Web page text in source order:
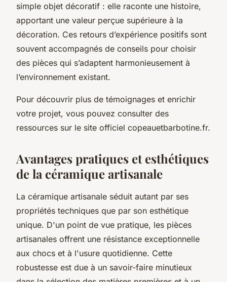
simple objet décoratif : elle raconte une histoire,
apportant une valeur perçue supérieure à la
décoration. Ces retours d’expérience positifs sont
souvent accompagnés de conseils pour choisir
des pièces qui s’adaptent harmonieusement à
l’environnement existant.
Pour découvrir plus de témoignages et enrichir
votre projet, vous pouvez consulter des
ressources sur le site officiel copeauetbarbotine.fr.
Avantages pratiques et esthétiques
de la céramique artisanale
La céramique artisanale séduit autant par ses
propriétés techniques que par son esthétique
unique. D'un point de vue pratique, les pièces
artisanales offrent une résistance exceptionnelle
aux chocs et à l'usure quotidienne. Cette
robustesse est due à un savoir-faire minutieux